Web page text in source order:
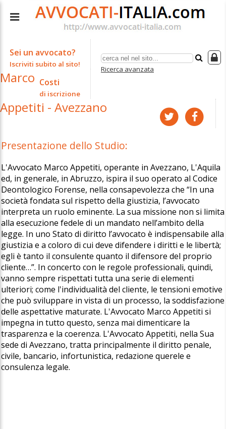
Ricerca avanzata
Sei un avvocato?
Iscriviti subito al sito!
Costi
di iscrizione
Marco
Appetiti - Avezzano
Presentazione dello Studio:
L'Avvocato Marco Appetiti, operante in Avezzano, L'Aquila
ed, in generale, in Abruzzo, ispira il suo operato al Codice
Deontologico Forense, nella consapevolezza che “In una
società fondata sul rispetto della giustizia, l’avvocato
interpreta un ruolo eminente. La sua missione non si limita
alla esecuzione fedele di un mandato nell’ambito della
legge. In uno Stato di diritto l’avvocato è indispensabile alla
giustizia e a coloro di cui deve difendere i diritti e le libertà;
egli è tanto il consulente quanto il difensore del proprio
cliente…”. In concerto con le regole professionali, quindi,
vanno sempre rispettati tutta una serie di elementi
ulteriori; come l'individualità del cliente, le tensioni emotive
che può sviluppare in vista di un processo, la soddisfazione
delle aspettative maturate. L'Avvocato Marco Appetiti si
impegna in tutto questo, senza mai dimenticare la
trasparenza e la coerenza. L'Avvocato Appetiti, nella Sua
sede di Avezzano, tratta principalmente il diritto penale,
civile, bancario, infortunistica, redazione querele e
consulenza legale.